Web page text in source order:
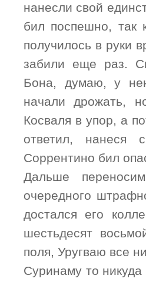
нанесли свой
бил поспешно, так
получилось в руки
забили еще раз.
Бона, думаю, у
начали дрожать,
Косваля в упор, а
ответил, нанеся
Соррентино бил
Дальше
очередного
достался его
шестьдесят
поля, Уругваю все
Суринаму то